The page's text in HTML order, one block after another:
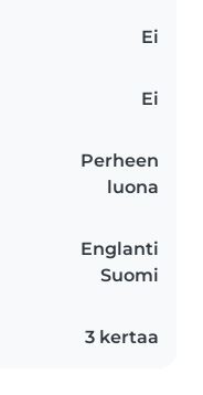
Ei
Ei
Perheen
luona
Englanti
Suomi
3 kertaa